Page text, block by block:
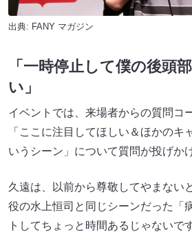
出典: FANY マガジン
「一時停止して僕の後頭
い」
イベントでは、来場者からの質問コ
「ここに注目してほしい＆ほかのキ
いうシーン」について質問が投げか
久遠は、以前から尊敬してやまない
役の水上恒司​​と同じシーンだった「
トしてちょっと時間あるじゃないで